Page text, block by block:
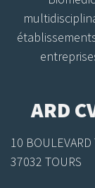
ARD
10
37032 TOURS